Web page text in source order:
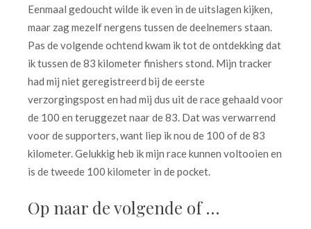
Eenmaal gedoucht wilde ik even in de uitslagen kijken,
maar zag mezelf nergens tussen de deelnemers staan.
Pas de volgende ochtend kwam ik tot de ontdekking dat
ik tussen de 83 kilometer finishers stond. Mijn tracker
had mij niet geregistreerd bij de eerste
verzorgingspost en had mij dus uit de race gehaald voor
de 100 en teruggezet naar de 83. Dat was verwarrend
voor de supporters, want liep ik nou de 100 of de 83
kilometer. Gelukkig heb ik mijn race kunnen voltooien en
is de tweede 100 kilometer in de pocket.
Op naar de volgende of …